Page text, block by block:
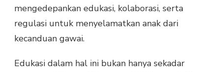
mengedepankan edukasi, kolaborasi, serta
regulasi untuk menyelamatkan anak dari
kecanduan gawai.
Edukasi dalam hal ini bukan hanya sekadar